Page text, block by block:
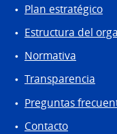
Plan estratégico
Estructura del
Normativa
Transparencia
Preguntas
Contacto